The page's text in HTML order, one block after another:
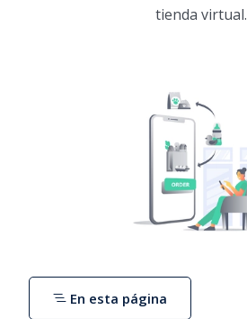
tienda virtual.
En esta página